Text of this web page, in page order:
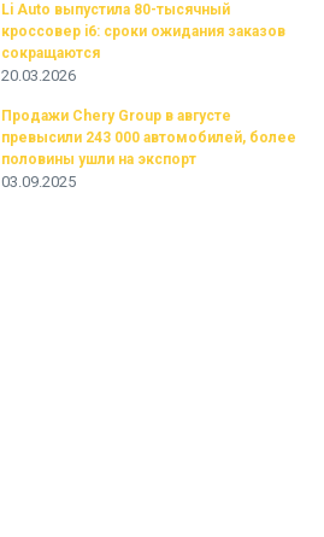
Li Auto выпустила 80-тысячный
кроссовер i6: сроки ожидания заказов
сокращаются
20.03.2026
Продажи Chery Group в августе
превысили 243 000 автомобилей, более
половины ушли на экспорт
03.09.2025